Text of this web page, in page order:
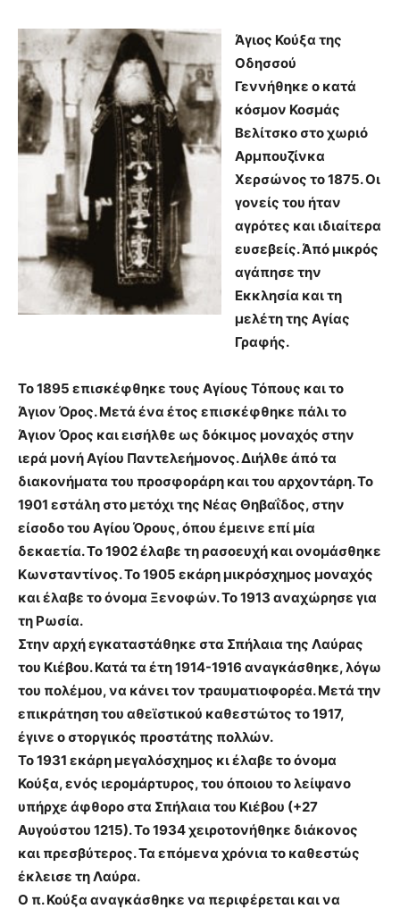
Άγιος Κούξα της
Οδησσού
Γεννήθηκε ο κατά
κόσμον Κοσμάς
Βελίτσκο στο χωριό
Αρμπουζίνκα
Χερσώνος το 1875. Οι
γονείς του ήταν
αγρότες και ιδιαίτερα
ευσεβείς. Άπό μικρός
αγάπησε την
Εκκλησία και τη
μελέτη της Αγίας
Γραφής.
Το 1895 επισκέφθηκε τους Αγίους Τόπους και το
Άγιον Όρος. Μετά ένα έτος επισκέφθηκε πάλι το
Άγιον Όρος και εισήλθε ως δόκιμος μοναχός στην
ιερά μονή Αγίου Παντελεήμονος. Διήλθε άπό τα
διακονήματα του προσφοράρη και του αρχοντάρη. Το
1901 εστάλη στο μετόχι της Νέας Θηβαΐδος, στην
είσοδο του Αγίου Όρους, όπου έμεινε επί μία
δεκαετία. Το 1902 έλαβε τη ρασοευχή και ονομάσθηκε
Κωνσταντίνος. Το 1905 εκάρη μικρόσχημος μοναχός
και έλαβε το όνομα Ξενοφών. Το 1913 αναχώρησε για
τη Ρωσία.
Στην αρχή εγκαταστάθηκε στα Σπήλαια της Λαύρας
του Κιέβου. Κατά τα έτη 1914-1916 αναγκάσθηκε, λόγω
του πολέμου, να κάνει τον τραυματιοφορέα. Μετά την
επικράτηση του αθεϊστικού καθεστώτος το 1917,
έγινε ο στοργικός προστάτης πολλών.
Το 1931 εκάρη μεγαλόσχημος κι έλαβε το όνομα
Κούξα, ενός ιερομάρτυρος, του όποιου το λείψανο
υπήρχε άφθορο στα Σπήλαια του Κιέβου (+27
Αυγούστου 1215). Το 1934 χειροτονήθηκε διάκονος
και πρεσβύτερος. Τα επόμενα χρόνια το καθεστώς
έκλεισε τη Λαύρα.
Ο π. Κούξα αναγκάσθηκε να περιφέρεται και να